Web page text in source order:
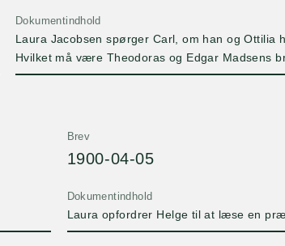
Dokumentindhold
Laura Jacobsen spørger Carl, om han og Ottilia
Hvilket må være Theodoras og Edgar Madsens
Brev
1900-04-05
Dokumentindhold
Laura opfordrer Helge til at læse en